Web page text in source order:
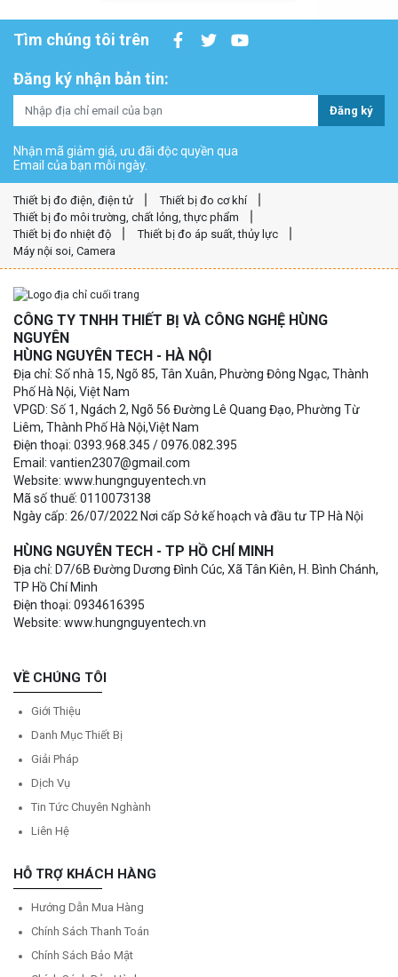
Tìm chúng tôi trên
Đăng ký nhận bản tin:
Đăng ký
Nhận mã giảm giá, ưu đãi độc quyền qua
Email của bạn mỗi ngày.
Thiết bị đo điện, điện tử
Thiết bị đo cơ khí
Thiết bị đo môi trường, chất lỏng, thực phẩm
Thiết bị đo nhiệt độ
Thiết bị đo áp suất, thủy lực
Máy nội soi, Camera
CÔNG TY TNHH THIẾT BỊ VÀ CÔNG NGHỆ HÙNG
NGUYÊN
HÙNG NGUYÊN TECH - HÀ NỘI
Địa chỉ: Số nhà 15, Ngõ 85, Tân Xuân, Phường Đông Ngạc, Thành
Phố Hà Nội, Việt Nam
VPGD: Số 1, Ngách 2, Ngõ 56 Đường Lê Quang Đạo, Phường Từ
Liêm, Thành Phố Hà Nội,Việt Nam
Điện thoại: 0393.968.345 / 0976.082.395
Email: vantien2307@gmail.com
Website: www.hungnguyentech.vn
Mã số thuế: 0110073138
Ngày cấp: 26/07/2022 Nơi cấp Sở kế hoạch và đầu tư TP Hà Nội
HÙNG NGUYÊN TECH - TP HỒ CHÍ MINH
Địa chỉ: D7/6B Đường Dương Đình Cúc, Xã Tân Kiên, H. Bình Chánh,
TP Hồ Chí Minh
Điện thoại: 0934616395
Website: www.hungnguyentech.vn
VỀ CHÚNG TÔI
Giới Thiệu
Danh Mục Thiết Bị
Giải Pháp
Dịch Vụ
Tin Tức Chuyên Nghành
Liên Hệ
HỖ TRỢ KHÁCH HÀNG
Hướng Dẫn Mua Hàng
Chính Sách Thanh Toán
Chính Sách Bảo Mật